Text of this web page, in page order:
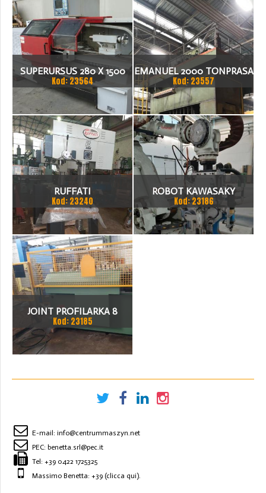
SUPERURSUS 280 X 1500
TOKARKA
Kod: 23564
EMANUEL 2000 TONPRASA
HYDRAULICZNA 3200 X
2000
Kod: 23557
RUFFATI
Kod: 23240
ROBOT KAWASAKY
Kod: 23186
JOINT PROFILARKA 8
STACJI
Kod: 23185
E-mail: info@centrummaszyn.net
PEC: benetta.srl@pec.it
Tel: +39 0422 1725325
Massimo Benetta: +39 (clicca qui).